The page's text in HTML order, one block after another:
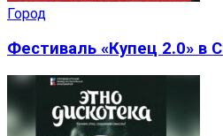
Город
Фестиваль «Купец 2.0» в